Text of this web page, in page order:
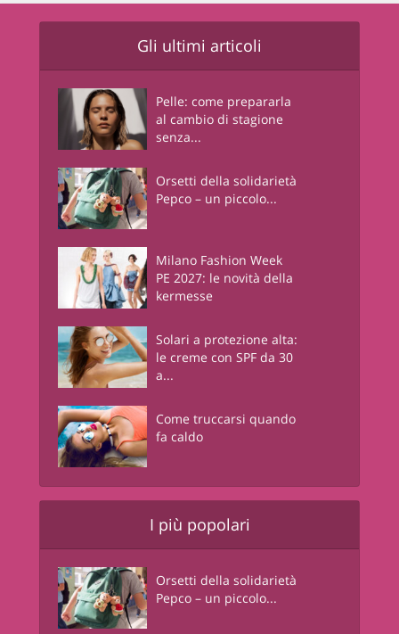
Gli ultimi articoli
Pelle: come prepararla
al cambio di stagione
senza...
Orsetti della solidarietà
Pepco – un piccolo...
Milano Fashion Week
PE 2027: le novità della
kermesse
Solari a protezione alta:
le creme con SPF da 30
a...
Come truccarsi quando
fa caldo
I più popolari
Orsetti della solidarietà
Pepco – un piccolo...